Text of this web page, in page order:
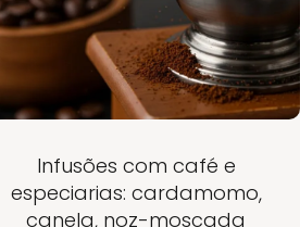
Infusões com café e
especiarias: cardamomo,
canela, noz-moscada